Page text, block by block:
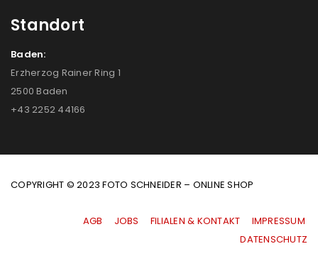
Standort
Baden:
Erzherzog Rainer Ring 1
2500 Baden
+43 2252 44166
COPYRIGHT © 2023 FOTO SCHNEIDER – ONLINE SHOP
AGB JOBS FILIALEN & KONTAKT
IMPRESSUM
|DATENSCHUTZ